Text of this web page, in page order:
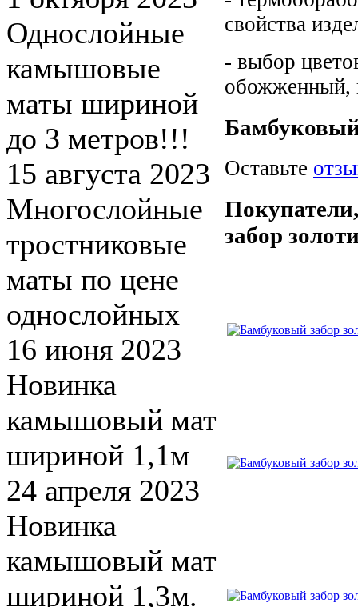
Однослойные
камышовые
маты шириной
до 3 метров!!!
15 августа 2023
Многослойные
тростниковые
маты по цене
однослойных
16 июня 2023
Новинка
камышовый мат
шириной 1,1м
24 апреля 2023
Новинка
камышовый мат
шириной 1,3м.
свойства
- выбор
обожженный,
Оставьте
забор